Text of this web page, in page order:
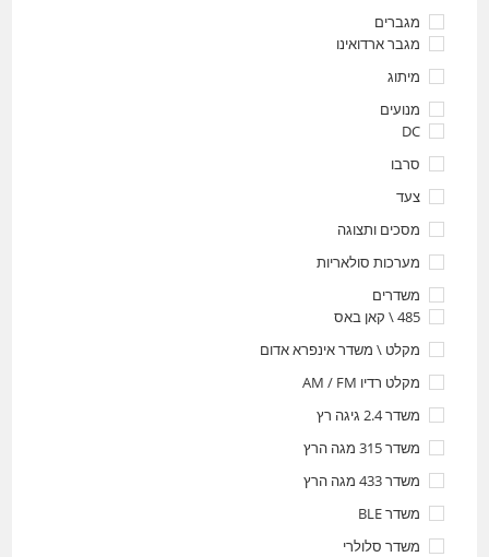
מגברים
מגבר ארדואינו
מיתוג
מנועים
DC
סרבו
צעד
מסכים ותצוגה
מערכות סולאריות
משדרים
485 \ קאן באס
מקלט \ משדר אינפרא אדום
מקלט רדיו AM / FM
משדר 2.4 גיגה רץ
משדר 315 מגה הרץ
משדר 433 מגה הרץ
משדר BLE
משדר סלולרי